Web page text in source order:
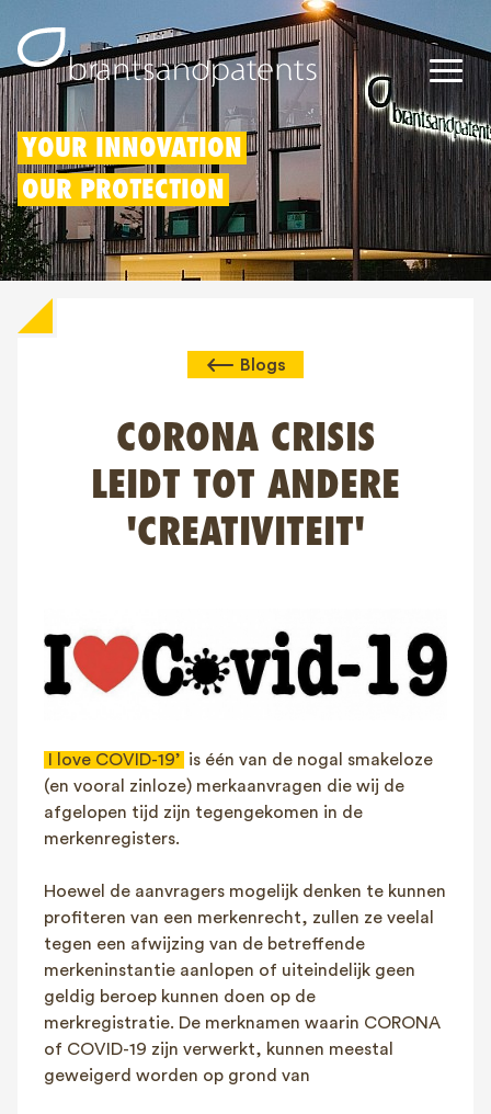
Octrooien
Merken
Modellen
Client login
YOUR INNOVATION
OUR PROTECTION
Blogs
CORONA CRISIS
LEIDT TOT ANDERE
'CREATIVITEIT'
I love COVID-19’ is één van de nogal smakeloze
(en vooral zinloze) merkaanvragen die wij de
afgelopen tijd zijn tegengekomen in de
merkenregisters.
Hoewel de aanvragers mogelijk denken te kunnen
profiteren van een merkenrecht, zullen ze veelal
tegen een afwijzing van de betreffende
merkeninstantie aanlopen of uiteindelijk geen
geldig beroep kunnen doen op de
merkregistratie. De merknamen waarin CORONA
of COVID-19 zijn verwerkt, kunnen meestal
geweigerd worden op grond van